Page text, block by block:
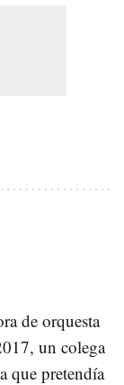
de orquesta
un colega
que pretendía